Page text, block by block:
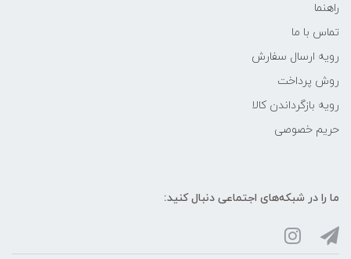
راهنما
تماس با ما
رویه ارسال سفارش
روش پرداخت
رویه‌ بازگرداندن کالا
حریم خصوصی
ما را در شبکه‌های اجتماعی دنبال کنید: